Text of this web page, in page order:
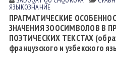
ЯЗЫКОЗНАНИЕ
ПРАГМАТИЧЕСКИЕ
ЗНАЧЕНИЯ ЗООСИМВОЛОВ В
ПОЭТИЧЕСКИХ ТЕКСТАХ
французского и узбекского